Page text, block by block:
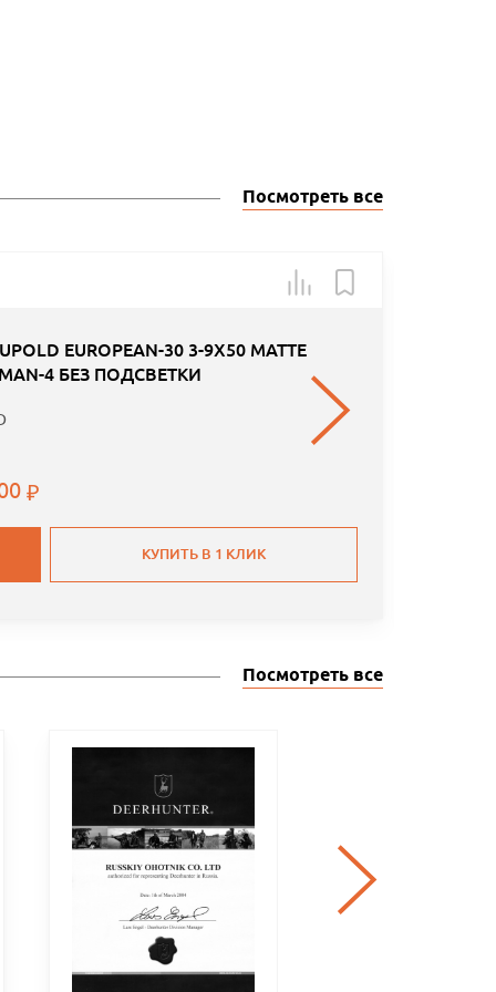
Посмотреть все
EUROPEAN-30 3-9X50 MATTE
4 БЕЗ ПОДСВЕТКИ
КУПИТЬ В 1 КЛИК
Посмотреть все